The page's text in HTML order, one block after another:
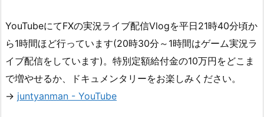
YouTubeにてFXの実況ライブ配信Vlogを平日21時40分頃か
ら1時間ほど行っています(20時30分～1時間はゲーム実況ラ
イブ配信をしています)。特別定額給付金の10万円をどこま
で増やせるか、ドキュメンタリーをお楽しみください。
→ juntyanman - YouTube